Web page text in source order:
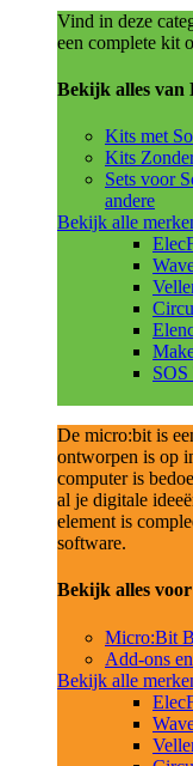
Vind in deze
een complete kit
Bekijk alles van
Kits met
Kits
Sets voor
andere
Bekijk alle
SOS
De micro:bit is
ontworpen is op
computer is
al je digitale
element is
software.
Bekijk alles
Micro:Bit
Add-ons
Bekijk alle